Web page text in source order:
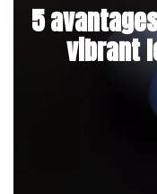
5
vibrant